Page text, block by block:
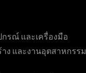
รณ์ และเครื่องมือ
ง และงานอุตสาหกรรม